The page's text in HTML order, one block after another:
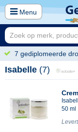
Menu
7 gediplomeerde
Isabelle (7)
50 ml